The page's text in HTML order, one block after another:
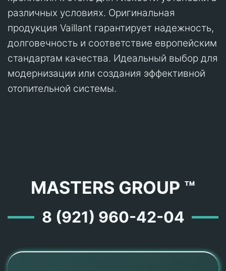
различных условиях. Оригинальная
продукция Vaillant гарантирует надежность,
долговечность и соответствие европейским
стандартам качества. Идеальный выбор для
модернизации или создания эффективной
отопительной системы.
MASTERS GROUP ™
8 (921) 960-42-04